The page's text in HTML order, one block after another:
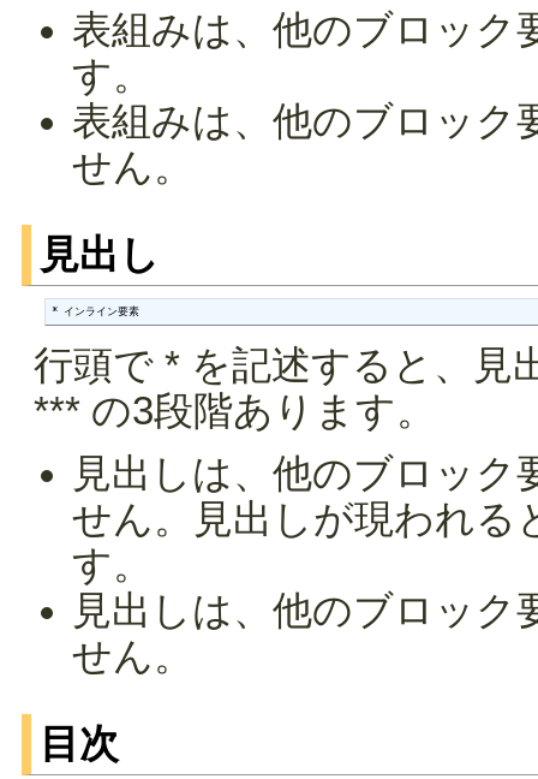
表組みは、他のブロック
す。
表組みは、他のブロック
せん。
見出し
* インライン要素
行頭で * を記述すると、見
*** の3段階あります。
見出しは、他のブロッ
せん。見出しが現われる
す。
見出しは、他のブロッ
せん。
目次